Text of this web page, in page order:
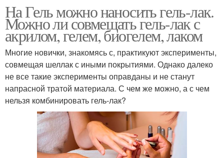
На Гель можно наносить гель-лак.
Можно ли совмещать гель-лак с
акрилом, гелем, биогелем, лаком
Многие новички, знакомясь с, практикуют эксперименты,
совмещая шеллак с иными покрытиями. Однако далеко
не все такие эксперименты оправданы и не станут
напрасной тратой материала. С чем же можно, а с чем
нельзя комбинировать гель-лак?